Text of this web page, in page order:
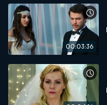
00:03:36